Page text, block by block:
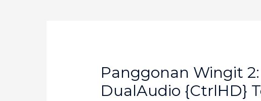
Panggonan Wingit 2:
DualAudio {CtrlHD}